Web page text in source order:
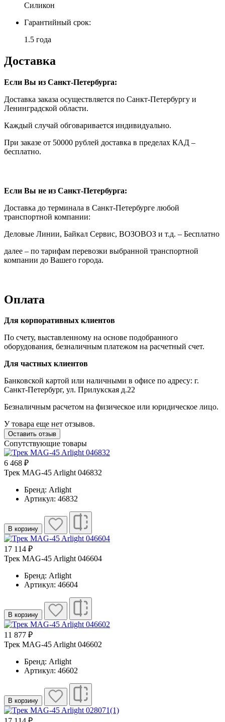
Силикон
Гарантийный срок:
1.5 года
Доставка
Если Вы из Санкт-Петербурга:
Доставка заказа осуществляется по Санкт-Петербургу и
Ленинградской области.
Каждый случай обговаривается индивидуально.
При заказе от 50000 рублей доставка в пределах КАД –
бесплатно.
Если Вы не из Санкт-Петербурга:
Доставка до терминала в Санкт-Петербурге любой
транспортной компании:
Деловые Линии, Байкал Сервис, ВОЗОВОЗ и т.д. – Бесплатно
далее – по тарифам перевозки выбранной транспортной
компании до Вашего города.
Оплата
Для корпоративных клиентов
По счету, выставленному на основе подобранного
оборудования, безналичным платежом на расчетный счет.
Для частных клиентов
Банковской картой или наличными в офисе по адресу: г.
Санкт-Петербург, ул. Прилукская д.22
Безналичным расчетом на физическое или юридическое лицо.
У товара еще нет отзывов.
Оставить отзыв
Сопутствующие товары
6 468 ₽
Трек MAG-45 Arlight 046832
Бренд: Arlight
Артикул: 46832
В корзину
17 114 ₽
Трек MAG-45 Arlight 046604
Бренд: Arlight
Артикул: 46604
В корзину
11 877 ₽
Трек MAG-45 Arlight 046602
Бренд: Arlight
Артикул: 46602
В корзину